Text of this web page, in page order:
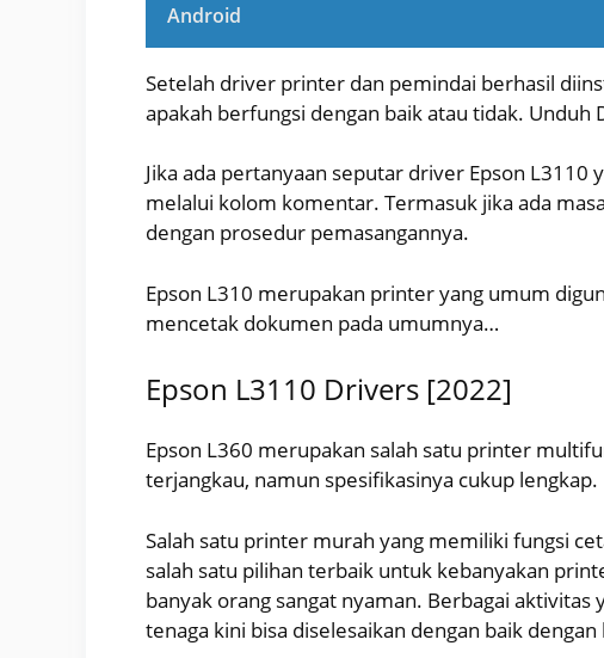
Android
Setelah driver printer dan pemindai berhasil
apakah berfungsi dengan baik atau tidak. Unduh
Jika ada pertanyaan seputar driver Epson L3110
melalui kolom komentar. Termasuk jika ada
dengan prosedur pemasangannya.
Epson L310 merupakan printer yang umum
mencetak dokumen pada umumnya…
Epson L3110 Drivers [2022]
Epson L360 merupakan salah satu printer
terjangkau, namun spesifikasinya cukup lengkap.
Salah satu printer murah yang memiliki fungsi
salah satu pilihan terbaik untuk kebanyakan
banyak orang sangat nyaman. Berbagai
tenaga kini bisa diselesaikan dengan baik